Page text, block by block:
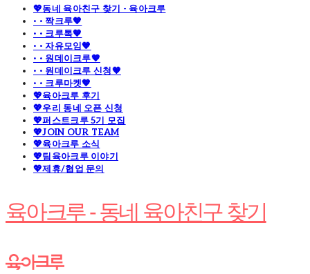
💖동네 육아친구 찾기 - 육아크루
· · 짝크루🧡
· · 크루톡🧡
· · 자유모임🧡
· · 원데이크루🧡
· · 원데이크루 신청🧡
· · 크루마켓🧡
💖육아크루 후기
💖우리 동네 오픈 신청
💖퍼스트크루 5기 모집
💖JOIN OUR TEAM
💖육아크루 소식
💖팀육아크루 이야기
💖제휴/협업 문의
육아크루 - 동네 육아친구 찾기